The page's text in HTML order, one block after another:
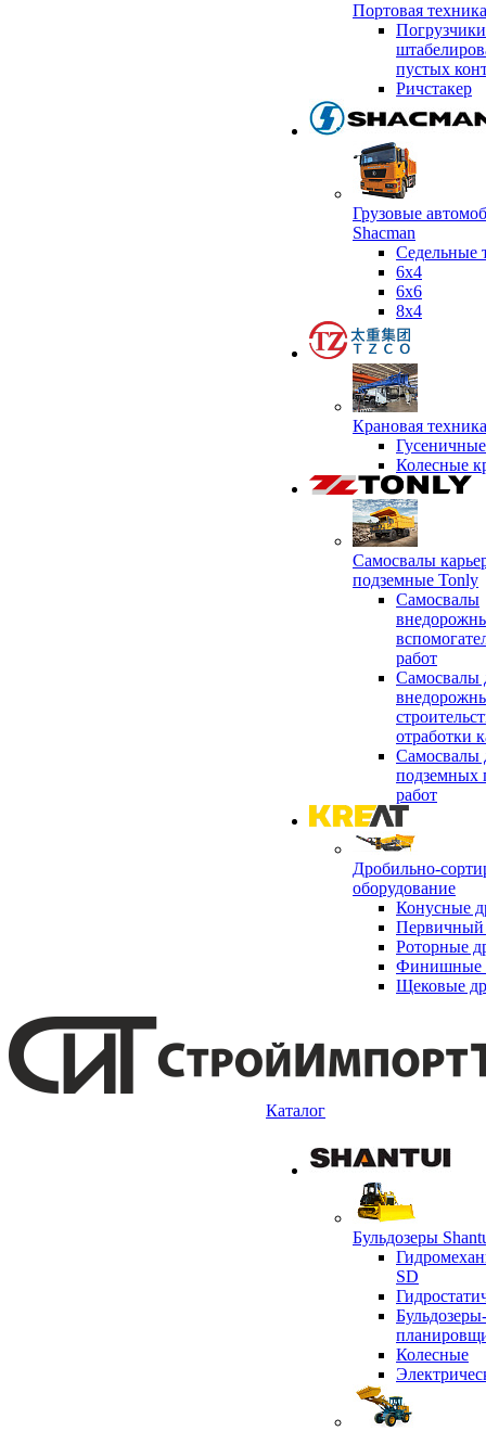
Портовая
пустых
Ричстакер
Грузовые
Shacman
Седельные
6х4
6x6
8x4
Крановая
Колесные
Самосвалы
подземные Tonly
Самосвалы
работ
Самосвалы
отработки
Самосвалы
подземных
работ
Дробильно-
оборудование
Конусные
Первичный
Роторные
Финишные
Щековые
Каталог
Бульдозеры
SD
Бульдозеры-
Колесные